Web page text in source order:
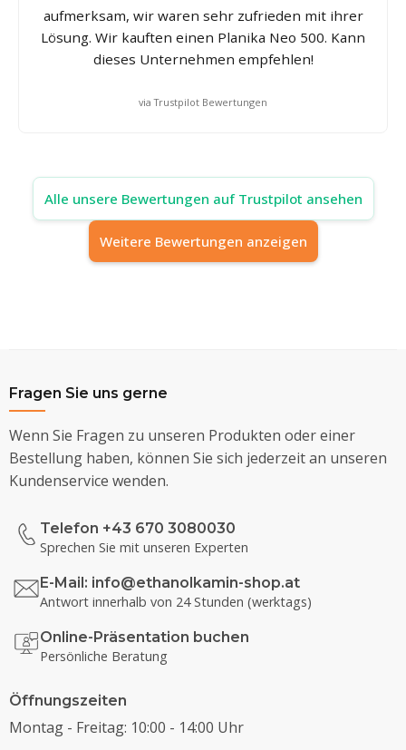
aufmerksam, wir waren sehr zufrieden mit ihrer
Lösung. Wir kauften einen Planika Neo 500. Kann
dieses Unternehmen empfehlen!
via Trustpilot Bewertungen
Alle unsere Bewertungen auf Trustpilot ansehen
Weitere Bewertungen anzeigen
Fragen Sie uns gerne
Wenn Sie Fragen zu unseren Produkten oder einer
Bestellung haben, können Sie sich jederzeit an unseren
Kundenservice wenden.
Telefon +43 670 3080030
Sprechen Sie mit unseren Experten
E-Mail: info@ethanolkamin-shop.at
Antwort innerhalb von 24 Stunden (werktags)
Online-Präsentation buchen
Persönliche Beratung
Öffnungszeiten
Montag - Freitag: 10:00 - 14:00 Uhr